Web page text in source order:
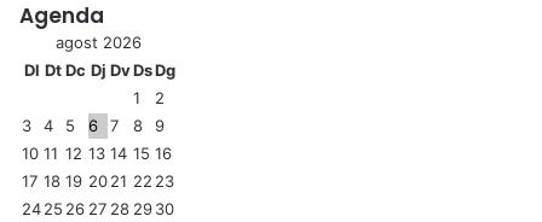
Agenda
agost 2026
Dl DtDc Dj DvDsDg
1
2
3
4 5 6 7 8
9
10 11 12 13 14 15 16
17 18 19 2021 22 23
2425 26 27 28 2930